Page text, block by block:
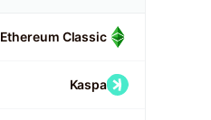
Ethereum Classic
Kaspa